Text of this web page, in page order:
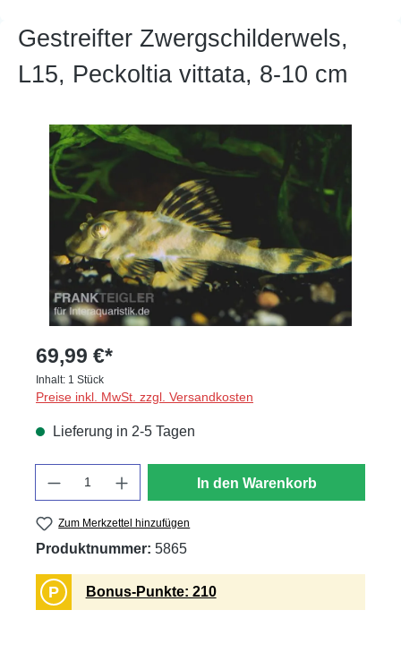
Gestreifter Zwergschilderwels,
L15, Peckoltia vittata, 8-10 cm
Bildergalerie überspringen
69,99 €*
Inhalt: 1 Stück
Preise inkl. MwSt. zzgl. Versandkosten
Lieferung in 2-5 Tagen
In den Warenkorb
Zum Merkzettel hinzufügen
Produktnummer: 5865
P Bonus-Punkte: 210